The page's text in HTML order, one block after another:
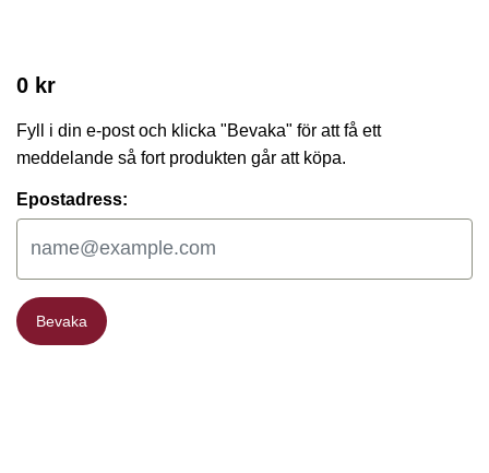
0 kr
Fyll i din e-post och klicka "Bevaka" för att få ett
meddelande så fort produkten går att köpa.
Epostadress:
Bevaka
Bevaka